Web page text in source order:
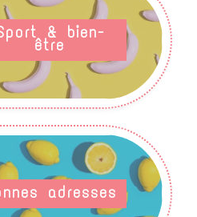
& bien-
être
adresses